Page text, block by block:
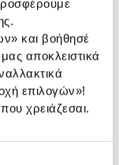
και βοήθησέ
αποκλειστικά
επιλογών»!
χρειάζεσαι.